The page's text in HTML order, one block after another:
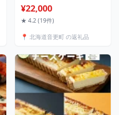
約800g ／ 1/2ホール 約
1.7kg ／ 1ホール 約3.6kg
2000円 ～ 8万円 ラクレッ
勝 冷蔵 北海道 音更町 送料
無料
¥22,000
★ 4.2 (19件)
📍 北海道音更町 の返礼品